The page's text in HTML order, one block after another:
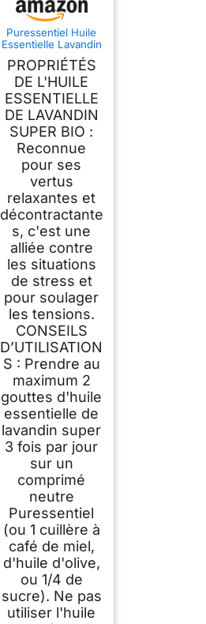
Puressentiel Huile
Essentielle Lavandin
super HEBBD BIO 10
ml
PROPRIÉTÉS
DE L'HUILE
ESSENTIELLE
DE LAVANDIN
SUPER BIO :
Reconnue
pour ses
vertus
relaxantes et
décontractante
s, c'est une
alliée contre
les situations
de stress et
pour soulager
les tensions.
CONSEILS
D’UTILISATION
S : Prendre au
maximum 2
gouttes d'huile
essentielle de
lavandin super
3 fois par jour
sur un
comprimé
neutre
Puressentiel
(ou 1 cuillère à
café de miel,
d'huile d'olive,
ou 1/4 de
sucre). Ne pas
utiliser l'huile